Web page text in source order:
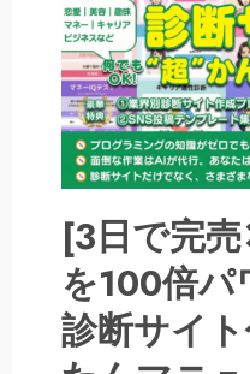
[3日で完
を100倍
診断サイ